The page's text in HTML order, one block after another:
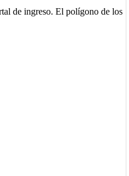
de ingreso. El polígono de los